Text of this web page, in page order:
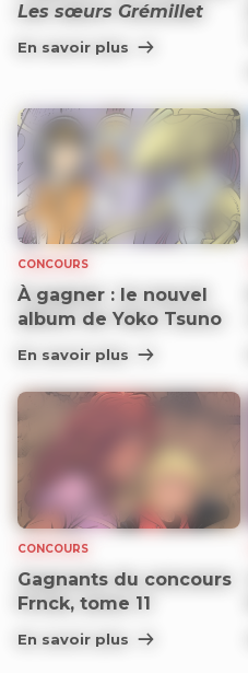
Les sœurs Grémillet
En savoir plus
CONCOURS
À gagner : le nouvel
album de Yoko Tsuno
En savoir plus
CONCOURS
Gagnants du concours
Frnck, tome 11
En savoir plus